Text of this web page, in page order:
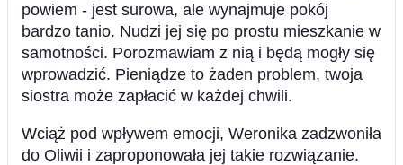
powiem - jest surowa, ale wynajmuje pokój
bardzo tanio. Nudzi jej się po prostu mieszkanie w
samotności. Porozmawiam z nią i będą mogły się
wprowadzić. Pieniądze to żaden problem, twoja
siostra może zapłacić w każdej chwili.
Wciąż pod wpływem emocji, Weronika zadzwoniła
do Oliwii i zaproponowała jej takie rozwiązanie.